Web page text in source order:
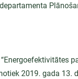
2019. gada